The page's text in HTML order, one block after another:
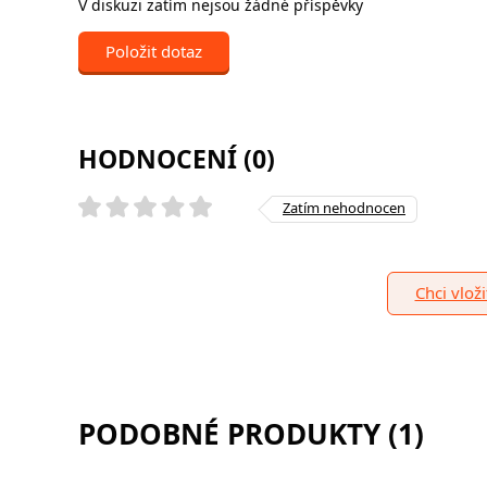
V diskuzi zatím nejsou žádné příspěvky
Položit dotaz
HODNOCENÍ (0)
Zatím nehodnocen
Chci
PODOBNÉ PRODUKTY (1)